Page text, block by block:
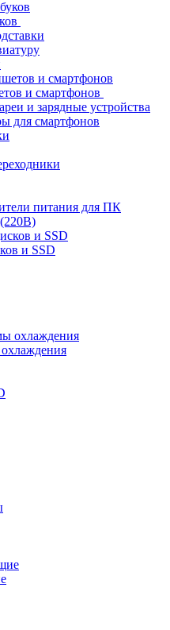
и смартфонов
и зарядные устройства
для смартфонов
питания для ПК
и SSD